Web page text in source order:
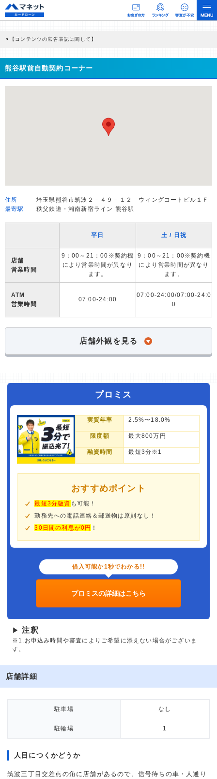
【コンテンツの広告表記に関して】
商品を根拠なくPRするものではなく、当編集部の調査／ユーザーへの口コミ収集な
どに基づき、公平性を担保した情報提供を行っています。
>提携企業一覧
熊谷駅前自動契約コーナー
住所
埼玉県熊谷市筑波２－４９－１２ ウィングコートビル１Ｆ
最寄駅
秩父鉄道・湘南新宿ライン 熊谷駅
平日 土 / 日祝
店舗
営業時間
9：00～21：00※契約機
により営業時間が異なり
ます。
9：00～21：00※契約機
により営業時間が異なり
ます。
ATM
営業時間
07:00-24:00
07:00-24:00/07:00-24:0
0
店舗外観を見る
プロミス
実質年率 2.5%〜18.0%
限度額 最大800万円
融資時間 最短3分※1
おすすめポイント
最短3分融資 も可能！
勤務先への電話連絡＆郵送物は原則なし！
30日間の利息が0円 ！
借入可能か1秒でわかる!!
プロミスの詳細はこちら
▶ 注釈
※1.お申込み時間や審査によりご希望に添えない場合がございま
す。
店舗詳細
駐車場 なし
駐輪場 1
人目につくかどうか
筑波三丁目交差点の角に店舗があるので、信号待ちの車・人通り